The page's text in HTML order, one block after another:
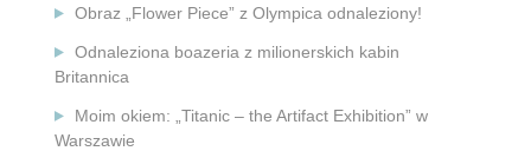
Obraz „Flower Piece” z Olympica odnaleziony!
Odnaleziona boazeria z milionerskich kabin
Britannica
Moim okiem: „Titanic – the Artifact Exhibition” w
Warszawie